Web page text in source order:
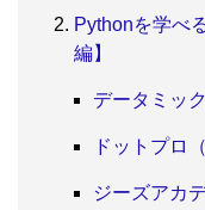
Pythonを学べ
編】
データミッ
ドットプロ
ジーズアカ